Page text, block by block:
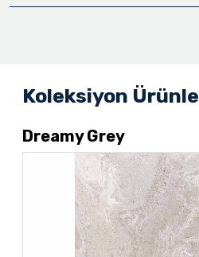
Koleksiyon
Dreamy Grey